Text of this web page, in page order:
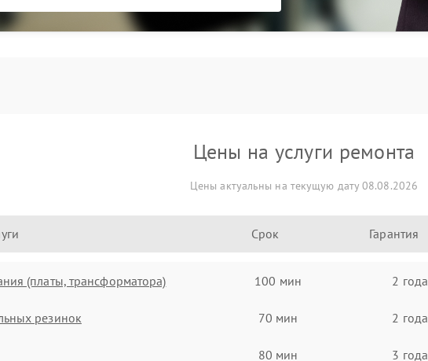
Цены на услуги ремонта
Цены актуальны на текущую дату 08.08.2026
Срок Гарантия
(платы, трансформатора) 100 мин 2 года
резинок 70 мин 2 года
80 мин 3 года